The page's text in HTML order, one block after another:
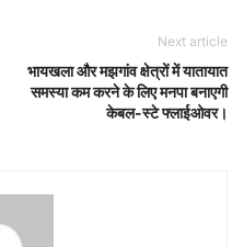
Next article
भायखला और मझगांव क्षेत्रों में यातायात
समस्या कम करने के लिए मनपा बनाएगी
केबल-स्टे फ्लाईओवर।